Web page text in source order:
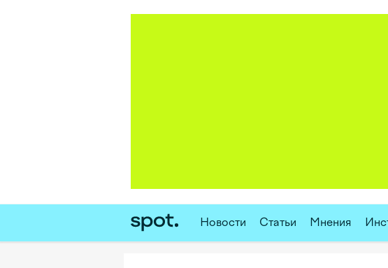
Новости Статьи Мнения